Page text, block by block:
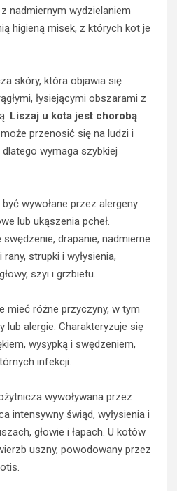
nadmiernym wydzielaniem
higieną misek, z których kot je
skóry, która objawia się
łysiejącymi obszarami z
Liszaj u kota jest chorobą
przenosić się na ludzi i
wymaga szybkiej
wywołane przez alergeny
lub ukąszenia pcheł.
drapanie, nadmierne
strupki i wyłysienia,
szyi i grzbietu.
mieć różne przyczyny, w tym
lub alergie. Charakteryzuje się
wysypką i swędzeniem,
infekcji.
wywoływana przez
intensywny świąd, wyłysienia i
głowie i łapach. U kotów
uszny, powodowany przez